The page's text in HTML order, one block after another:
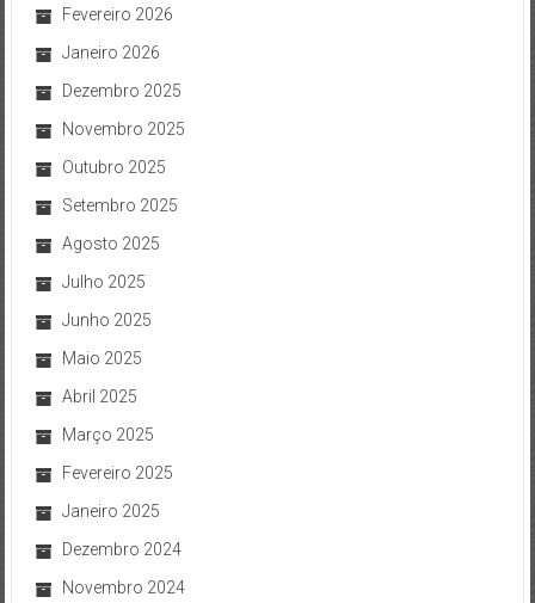
Fevereiro 2026
Janeiro 2026
Dezembro 2025
Novembro 2025
Outubro 2025
Setembro 2025
Agosto 2025
Julho 2025
Junho 2025
Maio 2025
Abril 2025
Março 2025
Fevereiro 2025
Janeiro 2025
Dezembro 2024
Novembro 2024